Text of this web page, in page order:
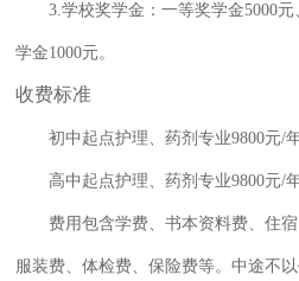
3.学校奖学金：一等奖学金5000
学金1000元。
收费标准
初中起点护理、药剂专业9800元/
高中起点护理、药剂专业9800元/
费用包含学费、书本资料费、住
服装费、体检费、保险费等。中途不